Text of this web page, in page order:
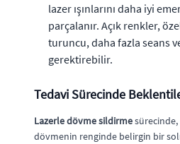
lazer ışınlarını daha iyi
parçalanır. Açık renkler,
turuncu, daha fazla seans
gerektirebilir.
Tedavi Sürecinde
Lazerle dövme sildirmesürecinde,
dövmenin renginde belirgin bir